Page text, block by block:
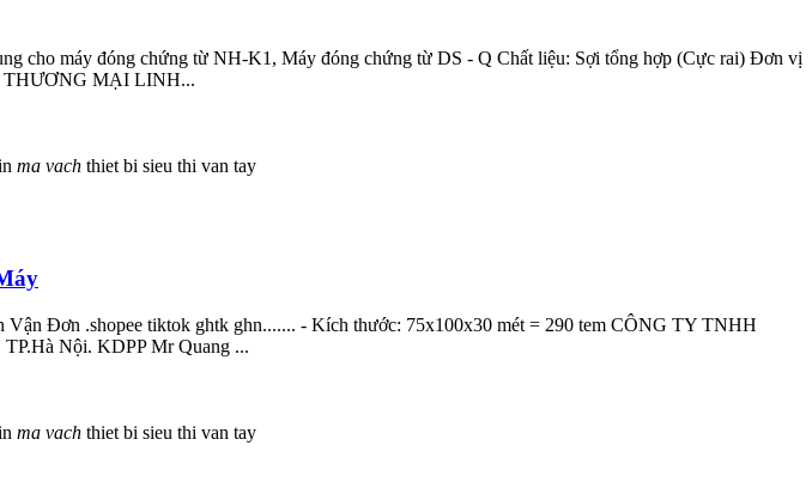
cho máy đóng chứng từ NH-K1, Máy đóng chứng từ DS - Q Chất liệu: Sợi tổng hợp (Cực rai) Đơn vị
THƯƠNG MẠI LINH...
ma vach thiet bi sieu thi van tay
Đơn .shopee tiktok ghtk ghn....... - Kích thước: 75x100x30 mét = 290 tem CÔNG TY TNHH
Nội. KDPP Mr Quang ...
ma vach thiet bi sieu thi van tay